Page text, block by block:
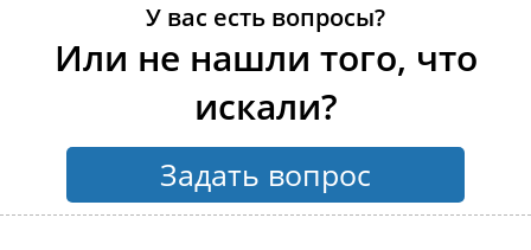
У вас есть вопросы?
Или не нашли того, что
искали?
Задать вопрос